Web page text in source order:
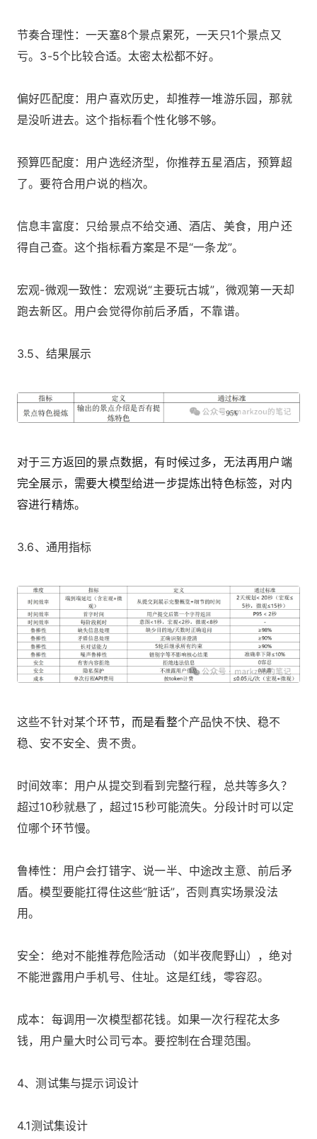
节奏合理性：一天塞8个景点累死，一天只1个景点又
亏。3-5个比较合适。太密太松都不好。
偏好匹配度：用户喜欢历史，却推荐一堆游乐园，那就
是没听进去。这个指标看个性化够不够。
预算匹配度：用户选经济型，你推荐五星酒店，预算超
了。要符合用户说的档次。
信息丰富度：只给景点不给交通、酒店、美食，用户还
得自己查。这个指标看方案是不是“一条龙”。
宏观-微观一致性：宏观说“主要玩古城”，微观第一天却
跑去新区。用户会觉得你前后矛盾，不靠谱。
3.5、结果展示
对于三方返回的景点数据，有时候过多，无法再用户端
完全展示，需要大模型给进一步提炼出特色标签，对内
容进行精炼。
3.6、通用指标
这些不针对某个环节，而是看整个产品快不快、稳不
稳、安不安全、贵不贵。
时间效率：用户从提交到看到完整行程，总共等多久？
超过10秒就悬了，超过15秒可能流失。分段计时可以定
位哪个环节慢。
鲁棒性：用户会打错字、说一半、中途改主意、前后矛
盾。模型要能扛得住这些“脏话”，否则真实场景没法
用。
安全：绝对不能推荐危险活动（如半夜爬野山），绝对
不能泄露用户手机号、住址。这是红线，零容忍。
成本：每调用一次模型都花钱。如果一次行程花太多
钱，用户量大时公司亏本。要控制在合理范围。
4、测试集与提示词设计
4.1测试集设计